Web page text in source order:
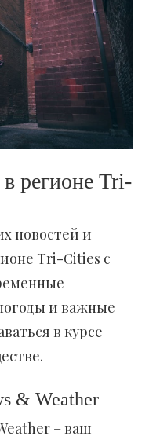
регионе Tri-
новостей и
Tri-Cities с
и важные
в курсе
& Weather
– ваш